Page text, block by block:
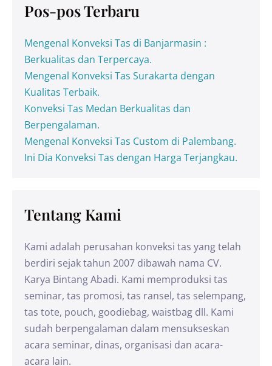
Pos-pos Terbaru
Mengenal Konveksi Tas di Banjarmasin :
Berkualitas dan Terpercaya.
Mengenal Konveksi Tas Surakarta dengan
Kualitas Terbaik.
Konveksi Tas Medan Berkualitas dan
Berpengalaman.
Mengenal Konveksi Tas Custom di Palembang.
Ini Dia Konveksi Tas dengan Harga Terjangkau.
Tentang Kami
Kami adalah perusahan konveksi tas yang telah
berdiri sejak tahun 2007 dibawah nama CV.
Karya Bintang Abadi. Kami memproduksi tas
seminar, tas promosi, tas ransel, tas selempang,
tas tote, pouch, goodiebag, waistbag dll. Kami
sudah berpengalaman dalam mensukseskan
acara seminar, dinas, organisasi dan acara-
acara lain.